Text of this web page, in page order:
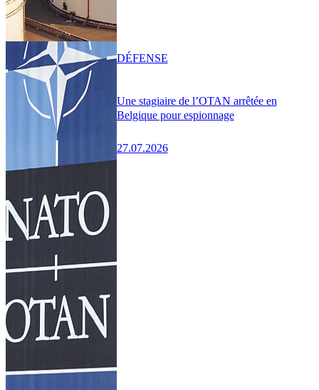
Une stagiaire de l’OTAN arrêtée en
Belgique pour espionnage
27.07.2026
DÉFENSE